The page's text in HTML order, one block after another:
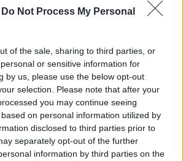
Do Not Process My Personal
of the sale, sharing to third parties, or
or sensitive information for
by us, please use the below opt-out
selection. Please note that after your
you may continue seeing
on personal information utilized by
disclosed to third parties prior to
separately opt-out of the further
information by third parties on the
ΔΗΜΟΥ ΣΠΑΡΤΗΣ
ΣΠΑΡΤΗ